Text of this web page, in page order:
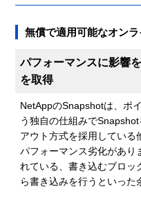
無償で適用可能なオン
パフォーマンスに影響
を取得
NetAppのSnapshotは、ポ
う独自の仕組みで
アウト方式を採用している
パフォーマンス劣化があり
れている、書き込むブロッ
ら書き込みを行うといった